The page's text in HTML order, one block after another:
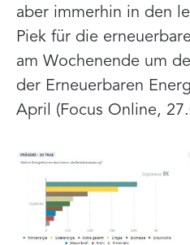
aber immerhin in den
Piek für die
am Wochenende um
der Erneuerbaren
April (Focus Online,